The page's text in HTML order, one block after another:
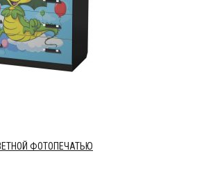
ФОТОПЕЧАТЬЮ